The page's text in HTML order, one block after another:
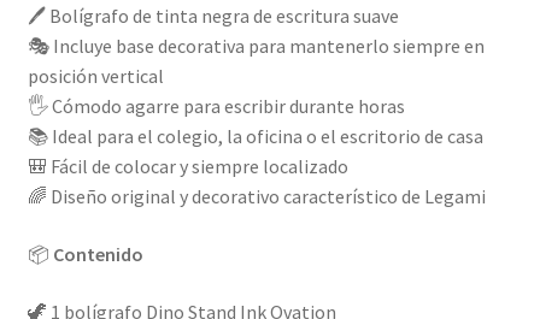
🖊️ Bolígrafo de tinta negra de escritura suave
🎭 Incluye base decorativa para mantenerlo siempre en
posición vertical
🖐️ Cómodo agarre para escribir durante horas
📚 Ideal para el colegio, la oficina o el escritorio de casa
🎒 Fácil de colocar y siempre localizado
🌈 Diseño original y decorativo característico de Legami
📦 Contenido
🦖 1 bolígrafo Dino Stand Ink Ovation